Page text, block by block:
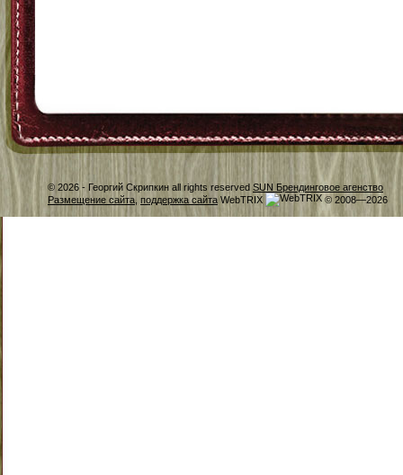
© 2026 - Георгий Скрипкин all rights reserved SUN Брендинговое агенство
Размещение сайта, поддержка сайта WebTRIX © 2008—2026